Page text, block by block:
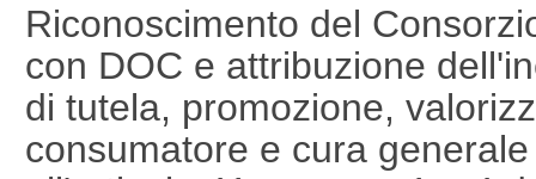
Riconoscimento del
con DOC e attribuzione
di tutela, promozione,
consumatore e cura